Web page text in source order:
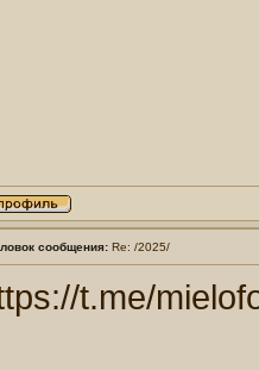
сообщения: Re: /2025/
t.me/